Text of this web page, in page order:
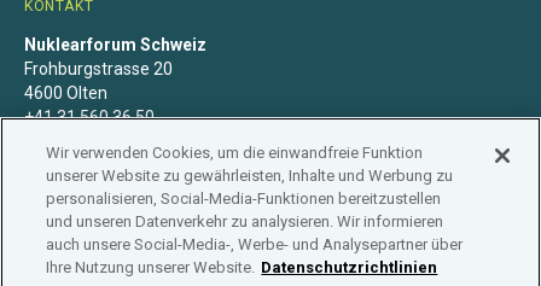
KONTAKT
Nuklearforum Schweiz
Frohburgstrasse 20
4600 Olten
+41 31 560 36 50
Datenschutzerklärung Impressum Mitgliedschaft
Wir verwenden Cookies, um die einwandfreie Funktion
unserer Website zu gewährleisten, Inhalte und Werbung zu
personalisieren, Social-Media-Funktionen bereitzustellen
und unseren Datenverkehr zu analysieren. Wir informieren
auch unsere Social-Media-, Werbe- und Analysepartner über
Ihre Nutzung unserer Website. Datenschutzrichtlinien